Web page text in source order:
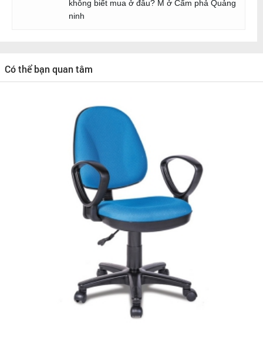
không biết mua ở đâu? M ở Cẩm phả Quảng
ninh
Có thể bạn quan tâm